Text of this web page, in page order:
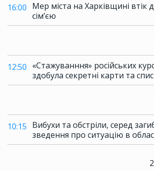
16:00 Мер міста на Харківщині втік
сім’єю
12:50 «Стажуванння» російських
здобула секретні карти та
10:15 Вибухи та обстріли, серед
зведення про ситуацію в